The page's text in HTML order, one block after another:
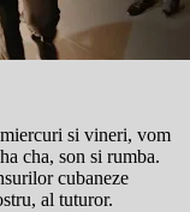
si vineri, vom
cha, son si rumba.
cubaneze
al tuturor.